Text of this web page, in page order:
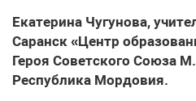
Екатерина Чугунова,
Саранск «Центр
Героя Советского Союза
Республика Мордовия.